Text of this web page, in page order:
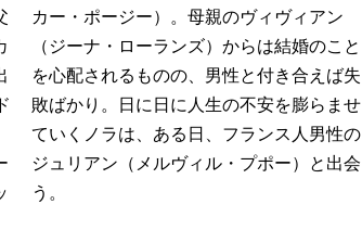
カー・ポージー）。母親のヴィヴィアン
（ジーナ・ローランズ）からは結婚のこと
を心配されるものの、男性と付き合えば失
敗ばかり。日に日に人生の不安を膨らませ
ていくノラは、ある日、フランス人男性の
ジュリアン（メルヴィル・プポー）と出会
う。